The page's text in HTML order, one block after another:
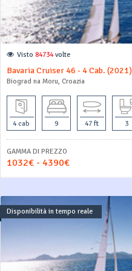
Visto 84734volte
Bavaria Cruiser 46 - 4 Cab. (2021)
Biograd na Moru, Croazia
4 cab 9 47 ft 3
GAMMA DI PREZZO
1032€ - 4390€
Disponibilità in tempo reale